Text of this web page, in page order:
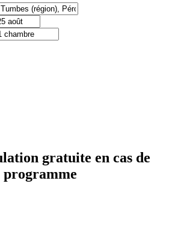
gratuite en cas de
programme